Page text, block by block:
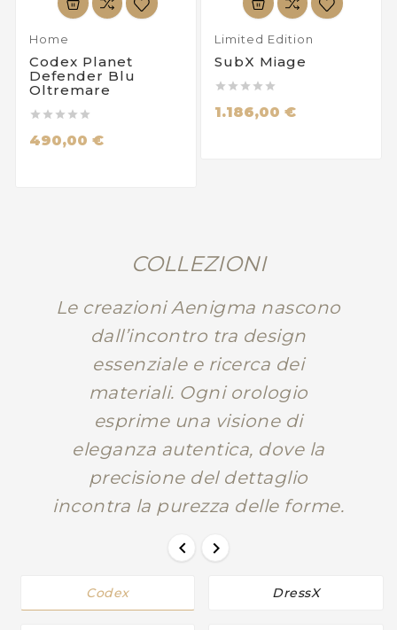
Home
Codex Planet
Defender Blu
Oltremare
    
490,00 €
Limited Edition
SubX Miage
    
1.186,00 €
COLLEZIONI
Le creazioni Aenigma nascono
dall’incontro tra design
essenziale e ricerca dei
materiali. Ogni orologio
esprime una visione di
eleganza autentica, dove la
precisione del dettaglio
incontra la purezza delle forme.


Codex DressX